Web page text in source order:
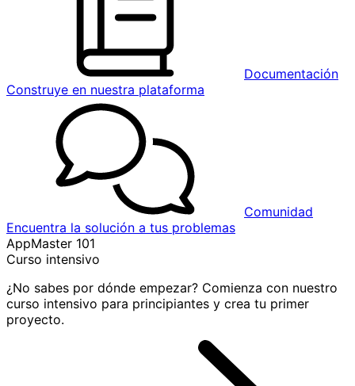
Documentación
Construye en nuestra plataforma
Comunidad
Encuentra la solución a tus problemas
AppMaster 101
Curso intensivo
¿No sabes por dónde empezar? Comienza con nuestro
curso intensivo para principiantes y crea tu primer
proyecto.